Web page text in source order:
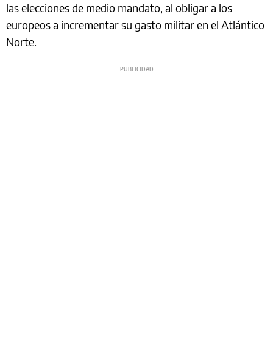
las elecciones de medio mandato, al obligar a los
europeos a incrementar su gasto militar en el Atlántico
Norte.